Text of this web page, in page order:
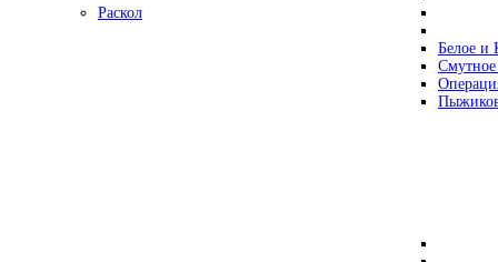
Раскол
Белое и